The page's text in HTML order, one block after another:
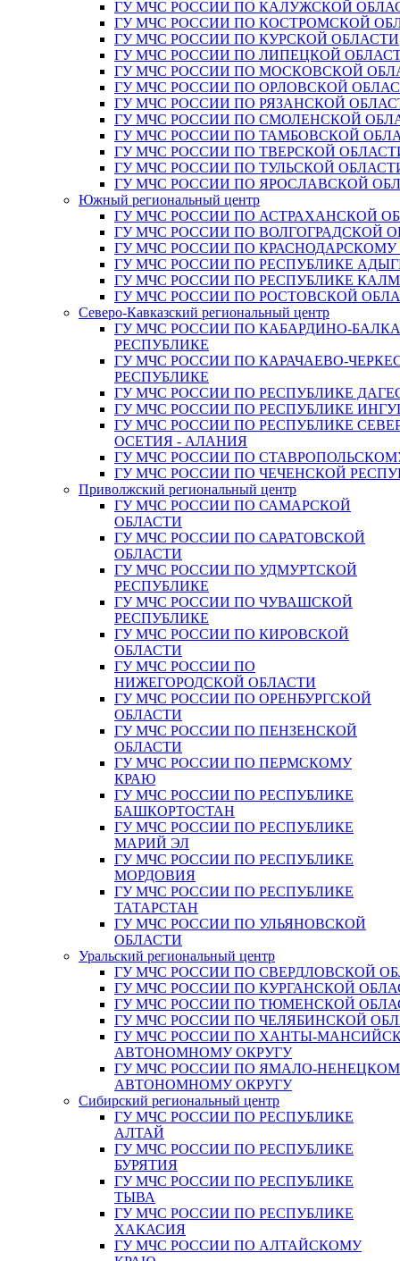
ГУ МЧС РОССИИ ПО КАЛУЖСКОЙ
ГУ МЧС РОССИИ ПО КОСТРОМСКОЙ
ГУ МЧС РОССИИ ПО КУРСКОЙ ОБЛАСТИ
ГУ МЧС РОССИИ ПО ЛИПЕЦКОЙ
ГУ МЧС РОССИИ ПО МОСКОВСКОЙ
ГУ МЧС РОССИИ ПО ОРЛОВСКОЙ
ГУ МЧС РОССИИ ПО РЯЗАНСКОЙ
ГУ МЧС РОССИИ ПО СМОЛЕНСКОЙ
ГУ МЧС РОССИИ ПО ТАМБОВСКОЙ
ГУ МЧС РОССИИ ПО ТВЕРСКОЙ
ГУ МЧС РОССИИ ПО ТУЛЬСКОЙ
ГУ МЧС РОССИИ ПО ЯРОСЛАВСКОЙ
Южный региональный центр
ГУ МЧС РОССИИ ПО АСТРАХАНСКОЙ
ГУ МЧС РОССИИ ПО ВОЛГОГРАДСКОЙ
ГУ МЧС РОССИИ ПО
ГУ МЧС РОССИИ ПО РЕСПУБЛИКЕ
ГУ МЧС РОССИИ ПО РЕСПУБЛИКЕ
ГУ МЧС РОССИИ ПО РОСТОВСКОЙ
Северо-Кавказский региональный центр
ГУ МЧС РОССИИ ПО КАБАРДИНО-
РЕСПУБЛИКЕ
ГУ МЧС РОССИИ ПО КАРАЧАЕВО-
РЕСПУБЛИКЕ
ГУ МЧС РОССИИ ПО РЕСПУБЛИКЕ
ГУ МЧС РОССИИ ПО РЕСПУБЛИКЕ
ГУ МЧС РОССИИ ПО РЕСПУБЛИКЕ
ОСЕТИЯ - АЛАНИЯ
ГУ МЧС РОССИИ ПО
ГУ МЧС РОССИИ ПО ЧЕЧЕНСКОЙ
Приволжский региональный центр
ГУ МЧС РОССИИ ПО САМАРСКОЙ
ОБЛАСТИ
ГУ МЧС РОССИИ ПО САРАТОВСКОЙ
ОБЛАСТИ
ГУ МЧС РОССИИ ПО УДМУРТСКОЙ
РЕСПУБЛИКЕ
ГУ МЧС РОССИИ ПО ЧУВАШСКОЙ
РЕСПУБЛИКЕ
ГУ МЧС РОССИИ ПО КИРОВСКОЙ
ОБЛАСТИ
ГУ МЧС РОССИИ ПО
НИЖЕГОРОДСКОЙ ОБЛАСТИ
ГУ МЧС РОССИИ ПО ОРЕНБУРГСКОЙ
ОБЛАСТИ
ГУ МЧС РОССИИ ПО ПЕНЗЕНСКОЙ
ОБЛАСТИ
ГУ МЧС РОССИИ ПО ПЕРМСКОМУ
КРАЮ
ГУ МЧС РОССИИ ПО РЕСПУБЛИКЕ
БАШКОРТОСТАН
ГУ МЧС РОССИИ ПО РЕСПУБЛИКЕ
МАРИЙ ЭЛ
ГУ МЧС РОССИИ ПО РЕСПУБЛИКЕ
МОРДОВИЯ
ГУ МЧС РОССИИ ПО РЕСПУБЛИКЕ
ТАТАРСТАН
ГУ МЧС РОССИИ ПО УЛЬЯНОВСКОЙ
ОБЛАСТИ
Уральский региональный центр
ГУ МЧС РОССИИ ПО СВЕРДЛОВСКОЙ
ГУ МЧС РОССИИ ПО КУРГАНСКОЙ
ГУ МЧС РОССИИ ПО ТЮМЕНСКОЙ
ГУ МЧС РОССИИ ПО ЧЕЛЯБИНСКОЙ
ГУ МЧС РОССИИ ПО ХАНТЫ-
АВТОНОМНОМУ ОКРУГУ
ГУ МЧС РОССИИ ПО ЯМАЛО-
АВТОНОМНОМУ ОКРУГУ
Сибирский региональный центр
ГУ МЧС РОССИИ ПО РЕСПУБЛИКЕ
АЛТАЙ
ГУ МЧС РОССИИ ПО РЕСПУБЛИКЕ
БУРЯТИЯ
ГУ МЧС РОССИИ ПО РЕСПУБЛИКЕ
ТЫВА
ГУ МЧС РОССИИ ПО РЕСПУБЛИКЕ
ХАКАСИЯ
ГУ МЧС РОССИИ ПО АЛТАЙСКОМУ